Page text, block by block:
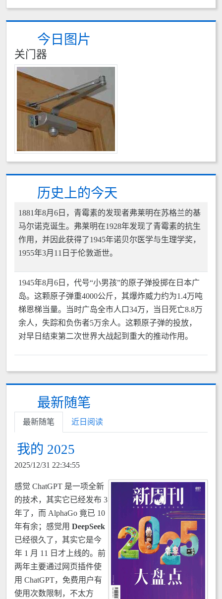
今日图片
关门器
历史上的今天
1881年8月6日，青霉素的发现者弗莱明在苏格兰的基
马尔诺克诞生。弗莱明在1928年发现了青霉素的抗生
作用，并因此获得了1945年诺贝尔医学与生理学奖，
1955年3月11日于伦敦逝世。
1945年8月6日，代号“小男孩”的原子弹投掷在日本广
岛。这颗原子弹重4000公斤，其爆炸威力约为1.4万吨
梯恩梯当量。当时广岛全市人口34万，当日死亡8.8万
余人，失踪和负伤者5万余人。这颗原子弹的投放，
对早日结束第二次世界大战起到重大的推动作用。
最新随笔
最新随笔 近日阅读
我的 2025
2025/12/31 22:34:55
感觉 ChatGPT 是一项全新
的技术，其实它已经发布 3
年了，而 AlphaGo 竟已 10
年有余；感觉用 DeepSeek
已经很久了，其实它是今
年 1 月 11 日才上线的。前
两年主要通过网页插件使
用 ChatGPT，免费用户有
使用次数限制，不太方